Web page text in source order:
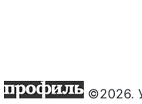
©2026.